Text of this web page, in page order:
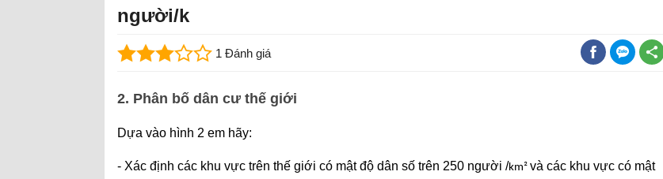
người/k
1 Đánh giá
2. Phân bố dân cư thế giới
Dựa vào hình 2 em hãy:
- Xác định các khu vực trên thế giới có mật độ dân số trên 250 người /km² và các khu vực có mật